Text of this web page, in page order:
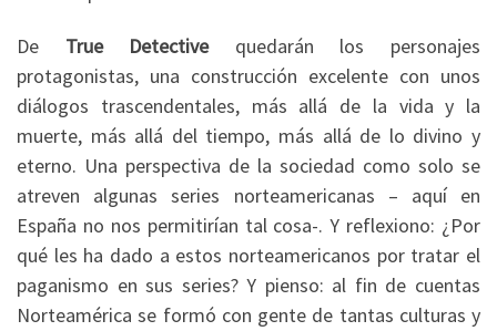
De True Detectivequedarán los personajes
protagonistas, una construcción excelente con unos
diálogos trascendentales, más allá de la vida y la
muerte, más allá del tiempo, más allá de lo divino y
eterno. Una perspectiva de la sociedad como solo se
atreven algunas series norteamericanas – aquí en
España no nos permitirían tal cosa-. Y reflexiono: ¿Por
qué les ha dado a estos norteamericanos por tratar el
paganismo en sus series? Y pienso: al fin de cuentas
Norteamérica se formó con gente de tantas culturas y